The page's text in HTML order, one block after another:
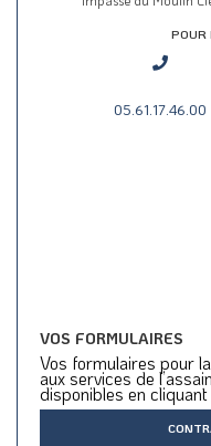
POUR
05.61.17.46.00
VOS FORMULAIRES
Vos formulaires pour
aux services de
disponibles en